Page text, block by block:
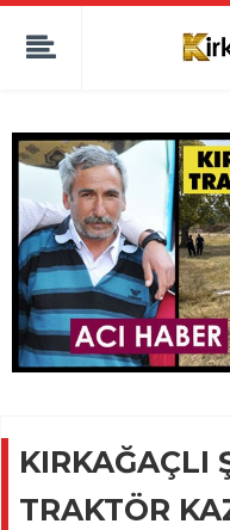
KIRKAĞAÇLI
TRAKTÖR